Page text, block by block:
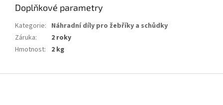
Doplňkové parametry
Kategorie: Náhradní díly pro žebříky a schůdky
Záruka:
2 roky
Hmotnost: 2 kg